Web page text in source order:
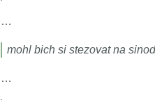
…
mohl bich si stezovat na
…